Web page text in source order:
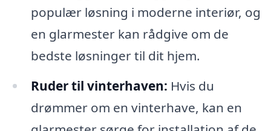
populær løsning i moderne interiør, og
en glarmester kan rådgive om de
bedste løsninger til dit hjem.
Ruder til vinterhaven: Hvis du
drømmer om en vinterhave, kan en